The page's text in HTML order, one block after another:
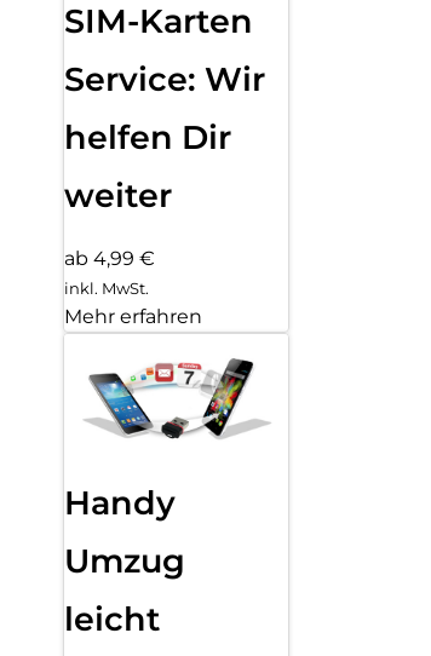
SIM-Karten
Service: Wir
helfen Dir
weiter
ab 4,99 €
inkl. MwSt.
Mehr erfahren
Handy
Umzug
leicht